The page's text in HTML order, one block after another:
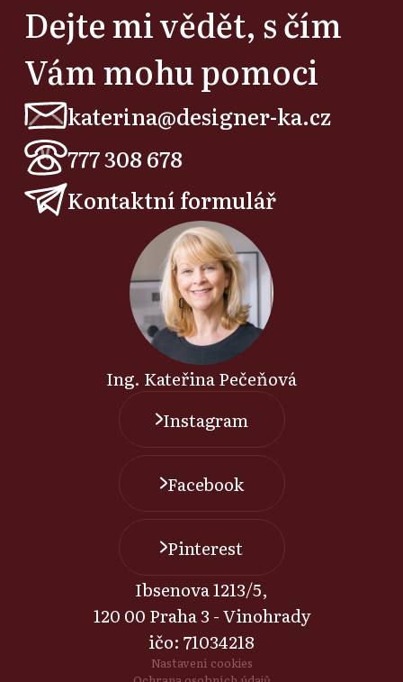
Dejte mi vědět, s čím
Vám mohu pomoci
katerina@designer-ka.cz
777 308 678
Kontaktní formulář
Ing. Kateřina Pečeňová
Instagram
Facebook
Pinterest
Ibsenova 1213/5,
120 00 Praha 3 - Vinohrady
ičo: 71034218
Nastavení cookies